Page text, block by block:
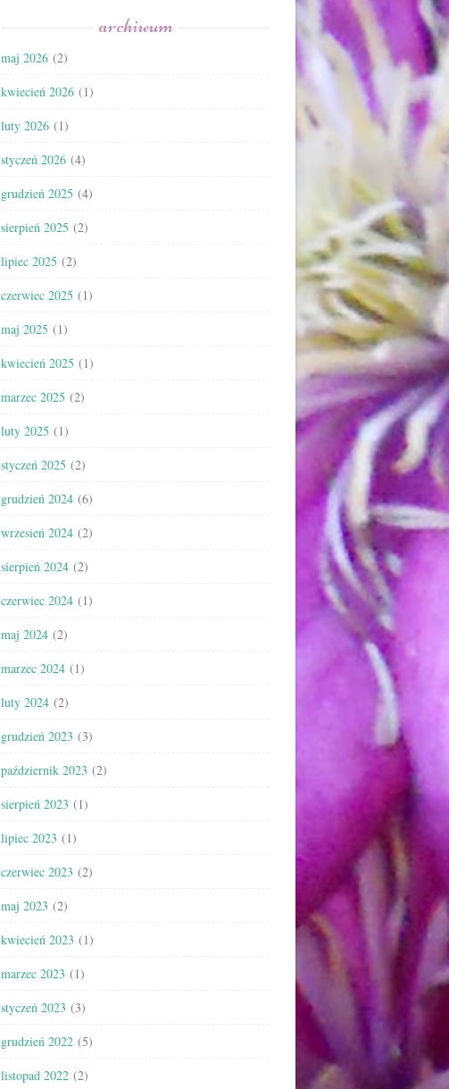
archiwum
maj 2026 (2)
kwiecień 2026 (1)
luty 2026 (1)
styczeń 2026 (4)
grudzień 2025 (4)
sierpień 2025 (2)
lipiec 2025 (2)
czerwiec 2025 (1)
maj 2025 (1)
kwiecień 2025 (1)
marzec 2025 (2)
luty 2025 (1)
styczeń 2025 (2)
grudzień 2024 (6)
wrzesień 2024 (2)
sierpień 2024 (2)
czerwiec 2024 (1)
maj 2024 (2)
marzec 2024 (1)
luty 2024 (2)
grudzień 2023 (3)
październik 2023 (2)
sierpień 2023 (1)
lipiec 2023 (1)
czerwiec 2023 (2)
maj 2023 (2)
kwiecień 2023 (1)
marzec 2023 (1)
styczeń 2023 (3)
grudzień 2022 (5)
listopad 2022 (2)